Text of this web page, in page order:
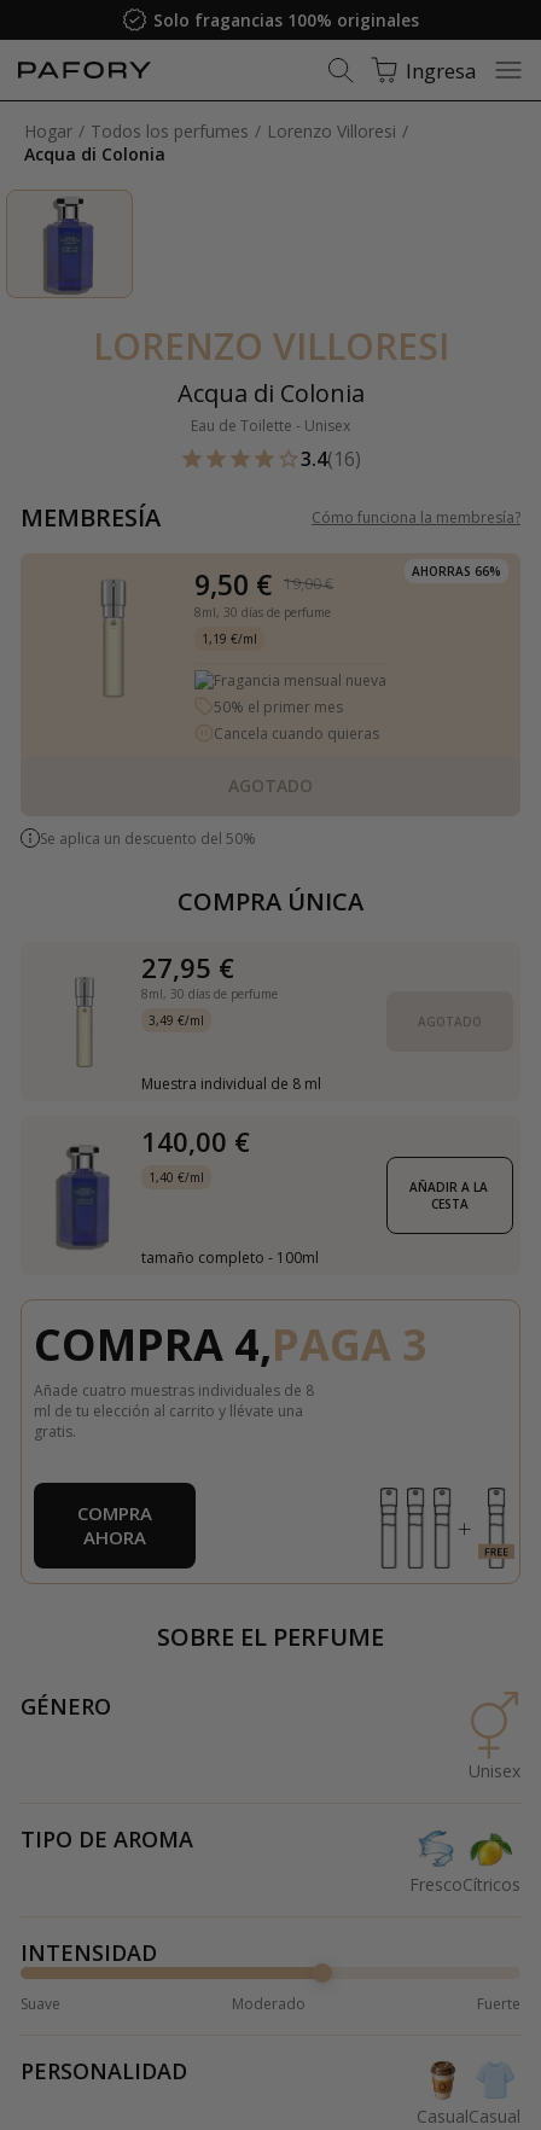
Solo fragancias 100% originales
Ingresa
Hogar Todos los perfumes
Lorenzo Villoresi
Acqua di Colonia
LORENZO VILLORESI
Acqua di Colonia
Eau de Toilette - Unisex
3.4(16)
MEMBRESÍA Cómo funciona la membresía?
AHORRAS 66%
9,50 € 19,00 €
8ml, 30 días de perfume
1,19 €/ml
Fragancia mensual nueva
50% el primer mes
Cancela cuando quieras
AGOTADO
Se aplica un descuento del 50%
COMPRA ÚNICA
27,95 €
8ml, 30 días de perfume
3,49 €/ml
Muestra individual de 8 ml
AGOTADO
140,00 €
1,40 €/ml
tamaño completo - 100ml
AÑADIR A LA
CESTA
COMPRA 4,PAGA 3
Añade cuatro muestras individuales de 8
ml de tu elección al carrito y llévate una
gratis.
COMPRA
AHORA
SOBRE EL PERFUME
GÉNERO
Unisex
TIPO DE AROMA
FrescoCítricos
INTENSIDAD
Suave Moderado Fuerte
PERSONALIDAD
CasualCasual